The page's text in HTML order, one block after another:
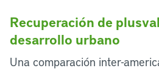
Recuperación de
desarrollo urbano
Una comparación inter-